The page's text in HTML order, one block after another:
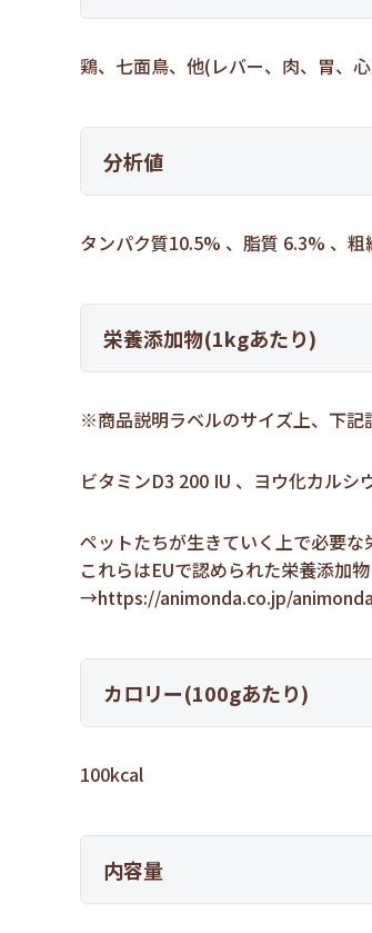
鶏、七面鳥、他(レバー、肉、胃、
分析値
タンパク質10.5% 、脂質 6.3% 、
栄養添加物(1kgあたり)
※商品説明ラベルのサイズ上、下記
ビタミンD3 200 IU 、ヨウ化カル
ペットたちが生きていく上で必要な
これらはEUで認められた栄養添加
→https://animonda.co.jp/
カロリー(100gあたり)
100kcal
内容量